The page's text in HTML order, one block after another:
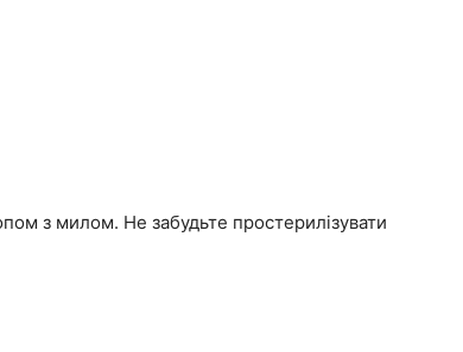
з милом. Не забудьте простерилізувати